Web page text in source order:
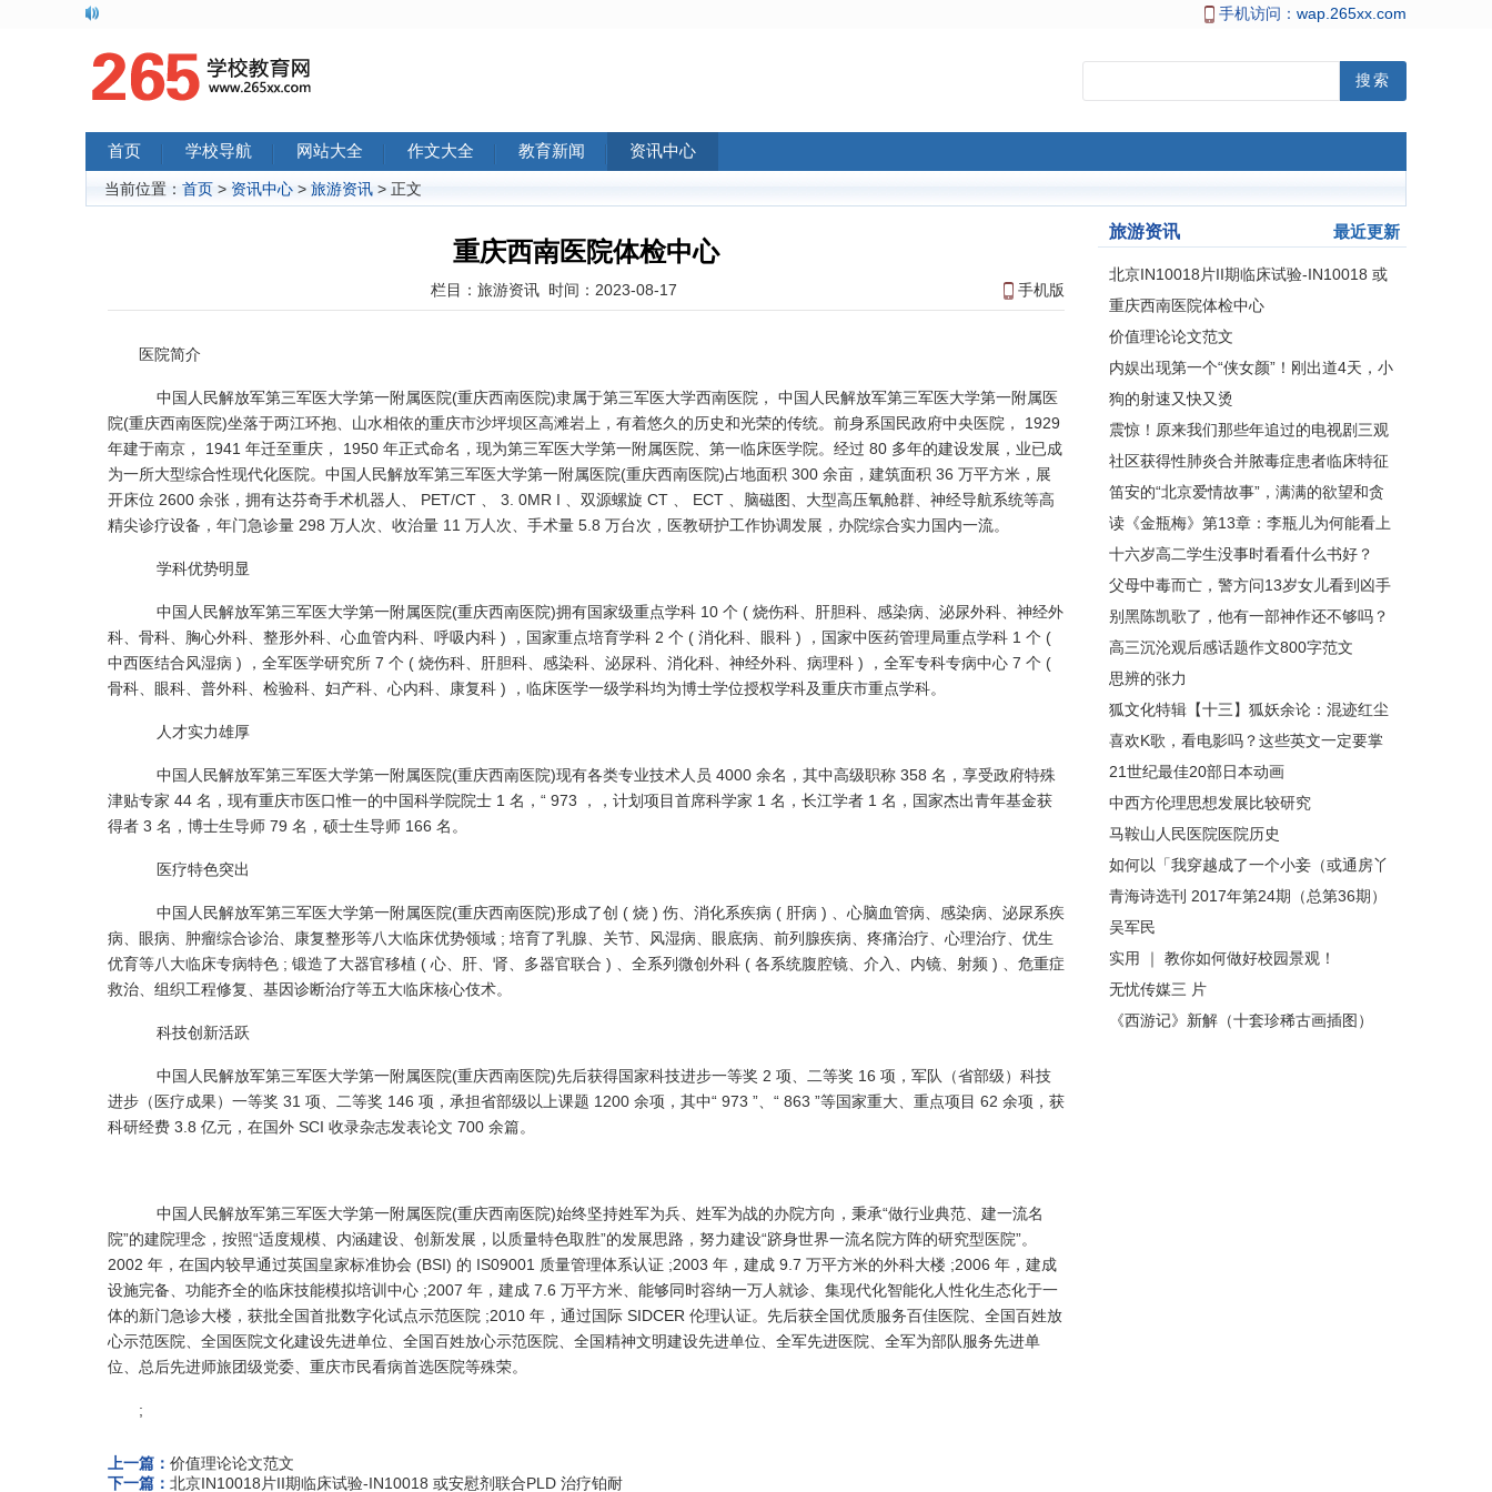
手机访问： wap.265xx.com
首页 学校导航 网站大全 作文大全 教育新闻 资讯中心
当前位置： 首页 > 资讯中心 > 旅游资讯 > 正文
重庆西南医院体检中心
栏目： 旅游资讯 时间：2023-08-17 手机版
医院简介
中国人民解放军第三军医大学第一附属医院(重庆西南医院)隶属于第三军医大学西南医院， 中国人民解放军第三军医大学第一附属医
院(重庆西南医院)坐落于两江环抱、山水相依的重庆市沙坪坝区高滩岩上，有着悠久的历史和光荣的传统。前身系国民政府中央医院， 1929
年建于南京， 1941 年迁至重庆， 1950 年正式命名，现为第三军医大学第一附属医院、第一临床医学院。经过 80 多年的建设发展，业已成
为一所大型综合性现代化医院。中国人民解放军第三军医大学第一附属医院(重庆西南医院)占地面积 300 余亩，建筑面积 36 万平方米，展
开床位 2600 余张，拥有达芬奇手术机器人、 PET/CT 、 3. 0MR I 、双源螺旋 CT 、 ECT 、脑磁图、大型高压氧舱群、神经导航系统等高
精尖诊疗设备，年门急诊量 298 万人次、收治量 11 万人次、手术量 5.8 万台次，医教研护工作协调发展，办院综合实力国内一流。
学科优势明显
中国人民解放军第三军医大学第一附属医院(重庆西南医院)拥有国家级重点学科 10 个 ( 烧伤科、肝胆科、感染病、泌尿外科、神经外
科、骨科、胸心外科、整形外科、心血管内科、呼吸内科 ) ，国家重点培育学科 2 个 ( 消化科、眼科 ) ，国家中医药管理局重点学科 1 个 (
中西医结合风湿病 ) ，全军医学研究所 7 个 ( 烧伤科、肝胆科、感染科、泌尿科、消化科、神经外科、病理科 ) ，全军专科专病中心 7 个 (
骨科、眼科、普外科、检验科、妇产科、心内科、康复科 ) ，临床医学一级学科均为博士学位授权学科及重庆市重点学科。
人才实力雄厚
中国人民解放军第三军医大学第一附属医院(重庆西南医院)现有各类专业技术人员 4000 余名，其中高级职称 358 名，享受政府特殊
津贴专家 44 名，现有重庆市医口惟一的中国科学院院士 1 名，“ 973 ，，计划项目首席科学家 1 名，长江学者 1 名，国家杰出青年基金获
得者 3 名，博士生导师 79 名，硕士生导师 166 名。
医疗特色突出
中国人民解放军第三军医大学第一附属医院(重庆西南医院)形成了创 ( 烧 ) 伤、消化系疾病 ( 肝病 ) 、心脑血管病、感染病、泌尿系疾
病、眼病、肿瘤综合诊治、康复整形等八大临床优势领域 ; 培育了乳腺、关节、风湿病、眼底病、前列腺疾病、疼痛治疗、心理治疗、优生
优育等八大临床专病特色 ; 锻造了大器官移植 ( 心、肝、肾、多器官联合 ) 、全系列微创外科 ( 各系统腹腔镜、介入、内镜、射频 ) 、危重症
救治、组织工程修复、基因诊断治疗等五大临床核心伎术。
科技创新活跃
中国人民解放军第三军医大学第一附属医院(重庆西南医院)先后获得国家科技进步一等奖 2 项、二等奖 16 项，军队（省部级）科技
进步（医疗成果）一等奖 31 项、二等奖 146 项，承担省部级以上课题 1200 余项，其中“ 973 ”、“ 863 ”等国家重大、重点项目 62 余项，获
科研经费 3.8 亿元，在国外 SCI 收录杂志发表论文 700 余篇。
中国人民解放军第三军医大学第一附属医院(重庆西南医院)始终坚持姓军为兵、姓军为战的办院方向，秉承“做行业典范、建一流名
院”的建院理念，按照“适度规模、内涵建设、创新发展，以质量特色取胜”的发展思路，努力建设“跻身世界一流名院方阵的研究型医院”。
2002 年，在国内较早通过英国皇家标准协会 (BSI) 的 IS09001 质量管理体系认证 ;2003 年，建成 9.7 万平方米的外科大楼 ;2006 年，建成
设施完备、功能齐全的临床技能模拟培训中心 ;2007 年，建成 7.6 万平方米、能够同时容纳一万人就诊、集现代化智能化人性化生态化于一
体的新门急诊大楼，获批全国首批数字化试点示范医院 ;2010 年，通过国际 SIDCER 伦理认证。先后获全国优质服务百佳医院、全国百姓放
心示范医院、全国医院文化建设先进单位、全国百姓放心示范医院、全国精神文明建设先进单位、全军先进医院、全军为部队服务先进单
位、总后先进师旅团级党委、重庆市民看病首选医院等殊荣。
;
上一篇： 价值理论论文范文
下一篇： 北京IN10018片II期临床试验-IN10018 或安慰剂联合PLD 治疗铂耐
最近更新
旅游资讯
北京IN10018片II期临床试验-IN10018 或
安慰剂联合PLD 治疗铂耐
重庆西南医院体检中心
价值理论论文范文
内娱出现第一个“侠女颜”！刚出道4天，小
白花们慌了…
狗的射速又快又烫
震惊！原来我们那些年追过的电视剧三观
如此畸形……
社区获得性肺炎合并脓毒症患者临床特征
及死亡危险因素分析
笛安的“北京爱情故事”，满满的欲望和贪
婪
读《金瓶梅》第13章：李瓶儿为何能看上
西门庆？
十六岁高二学生没事时看看什么书好？
父母中毒而亡，警方问13岁女儿看到凶手
没，女孩笑了：我就是凶手
别黑陈凯歌了，他有一部神作还不够吗？
高三沉沦观后感话题作文800字范文
思辨的张力
狐文化特辑【十三】狐妖余论：混迹红尘
的修仙之狐——「仙狐」
喜欢K歌，看电影吗？这些英文一定要掌
握！
21世纪最佳20部日本动画
中西方伦理思想发展比较研究
马鞍山人民医院医院历史
如何以「我穿越成了一个小妾（或通房丫
头）」为题写一篇小说？
青海诗选刊 2017年第24期（总第36期）
吴军民
实用 ｜ 教你如何做好校园景观！
无忧传媒三 片
《西游记》新解（十套珍稀古画插图）